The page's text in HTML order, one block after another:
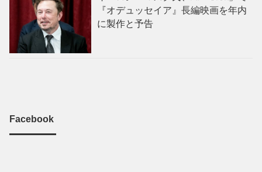
『オデュッセイア』長編映画を年内
に製作と予告
Facebook